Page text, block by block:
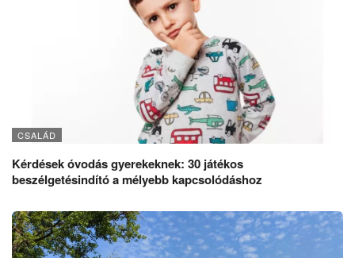
CSALÁD
Kérdések óvodás gyerekeknek: 30 játékos
beszélgetésindító a mélyebb kapcsolódáshoz